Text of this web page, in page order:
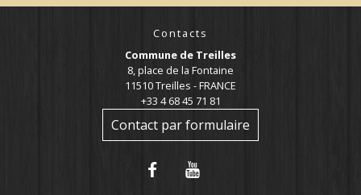
Contacts
Commune de Treilles
8, place de la Fontaine
11510 Treilles - FRANCE
+33 4 68 45 71 81
Contact par formulaire